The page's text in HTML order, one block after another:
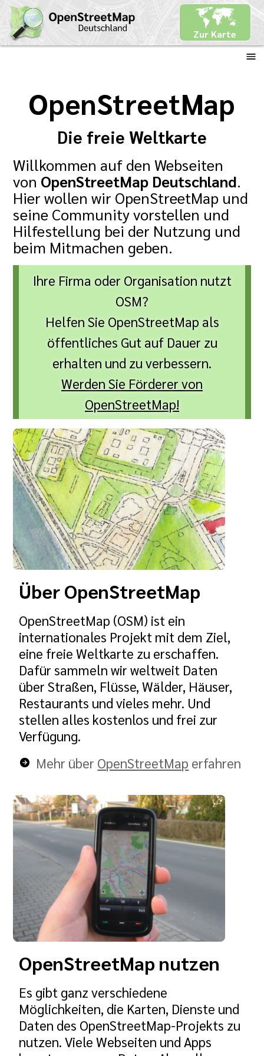
Zur Karte
OpenStreetMap
Die freie Weltkarte
Willkommen auf den Webseiten
von OpenStreetMap Deutschland.
Hier wollen wir OpenStreetMap und
seine Community vorstellen und
Hilfestellung bei der Nutzung und
beim Mitmachen geben.
Ihre Firma oder Organisation nutzt
OSM?
Helfen Sie OpenStreetMap als
öffentliches Gut auf Dauer zu
erhalten und zu verbessern.
Werden Sie Förderer von
OpenStreetMap!
Über OpenStreetMap
OpenStreetMap (OSM) ist ein
internationales Projekt mit dem Ziel,
eine freie Weltkarte zu erschaffen.
Dafür sammeln wir weltweit Daten
über Straßen, Flüsse, Wälder, Häuser,
Restaurants und vieles mehr. Und
stellen alles kostenlos und frei zur
Verfügung.
Mehr über OpenStreetMap erfahren
OpenStreetMap nutzen
Es gibt ganz verschiedene
Möglichkeiten, die Karten, Dienste und
Daten des OpenStreetMap-Projekts zu
nutzen. Viele Webseiten und Apps